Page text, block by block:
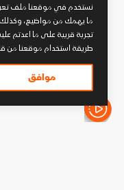
نستخدم في موقعنا ملف
ما يهمك من مواضيع، وكذلك
تجربة قريبة على ما اعدتم
طريقة استخدام موقعنا من
موافق